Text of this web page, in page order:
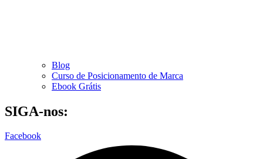
Blog
Curso de Posicionamento de Marca
Ebook Grátis
SIGA-nos:
Facebook